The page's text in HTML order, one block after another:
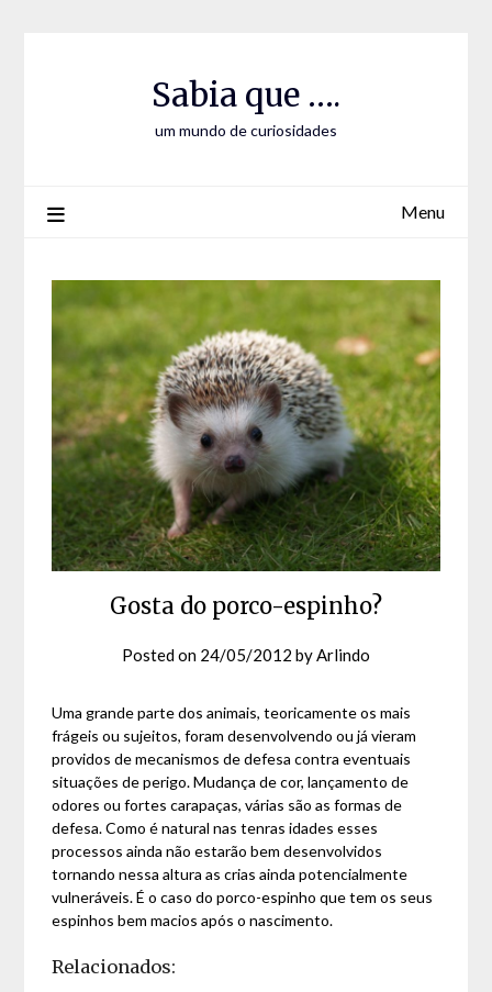
Sabia que ….
um mundo de curiosidades
Menu
Gosta do porco-espinho?
Posted on 24/05/2012 byArlindo
Uma grande parte dos animais, teoricamente os mais
frágeis ou sujeitos, foram desenvolvendo ou já vieram
providos de mecanismos de defesa contra eventuais
situações de perigo. Mudança de cor, lançamento de
odores ou fortes carapaças, várias são as formas de
defesa. Como é natural nas tenras idades esses
processos ainda não estarão bem desenvolvidos
tornando nessa altura as crias ainda potencialmente
vulneráveis. É o caso do porco-espinho que tem os seus
espinhos bem macios após o nascimento.
Relacionados: